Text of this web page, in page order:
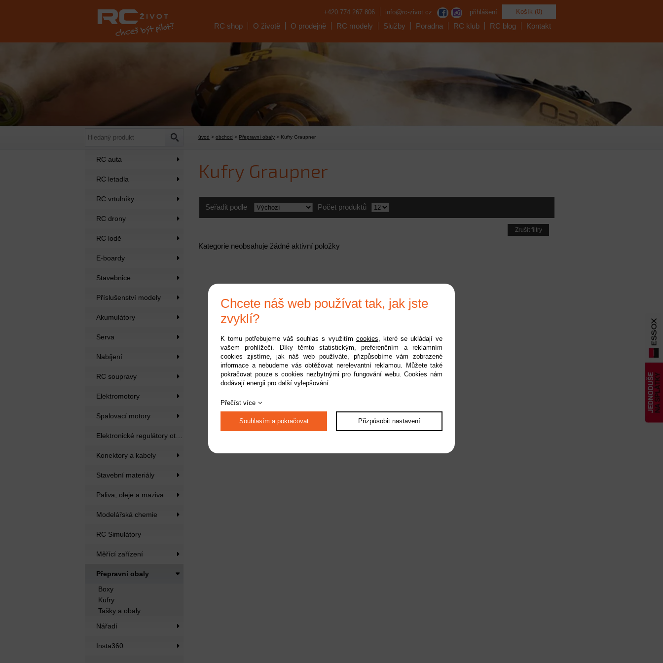
Košík (0)
přihlášení
+420 774 267 806 info@rc-zivot.cz
RC shop O životě O prodejně RC modely Služby Poradna RC klub RC blog Kontakt
úvod > obchod > Přepravní obaly > Kufry Graupner
RC auta
RC letadla
RC vrtulníky
RC drony
RC lodě
E-boardy
Stavebnice
Příslušenství modely
Akumulátory
Serva
Nabíjení
RC soupravy
Elektromotory
Spalovací motory
Konektory a kabely
Stavební materiály
Paliva, oleje a maziva
Modelářská chemie
RC Simulátory
Měřící zařízení
Přepravní obaly
Boxy
Kufry
Tašky a obaly
Nářadí
Insta360
Kufry Graupner
Seřadit podle Počet produktů
Zrušit filtry
Kategorie neobsahuje žádné aktivní položky
Chcete náš web používat tak, jak jste
zvyklí?
K tomu potřebujeme váš souhlas s využitím cookies , které se ukládají ve
vašem prohlížeči. Díky těmto statistickým, preferenčním a reklamním
cookies zjistíme, jak náš web používáte, přizpůsobíme vám zobrazené
informace a nebudeme vás obtěžovat nerelevantní reklamou. Můžete také
pokračovat pouze s cookies nezbytnými pro fungování webu. Cookies nám
dodávají energii pro další vylepšování.
Přečíst více
Souhlasím a pokračovat Přizpůsobit nastavení